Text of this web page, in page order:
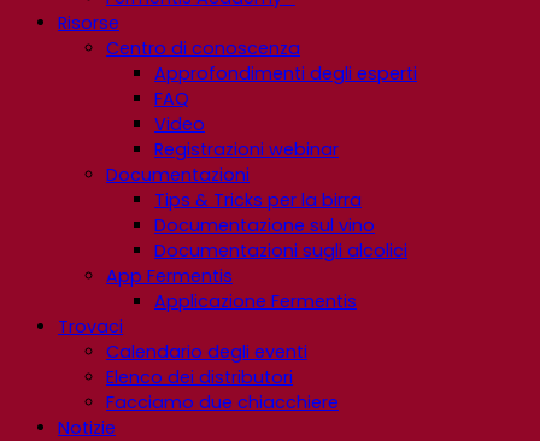
Risorse
Centro di conoscenza
Approfondimenti degli esperti
FAQ
Video
Registrazioni webinar
Documentazioni
Tips & Tricks per la birra
Documentazione sul vino
Documentazioni sugli alcolici
App Fermentis
Applicazione Fermentis
Trovaci
Calendario degli eventi
Elenco dei distributori
Facciamo due chiacchiere
Notizie